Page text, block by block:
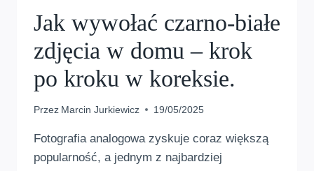
Jak wywołać czarno-białe
zdjęcia w domu – krok
po kroku w koreksie.
Przez Marcin Jurkiewicz 19/05/2025
Fotografia analogowa zyskuje coraz większą
popularność, a jednym z najbardziej